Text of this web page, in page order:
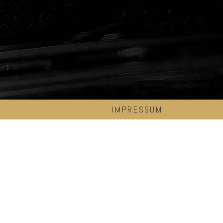
IMPRESSUM